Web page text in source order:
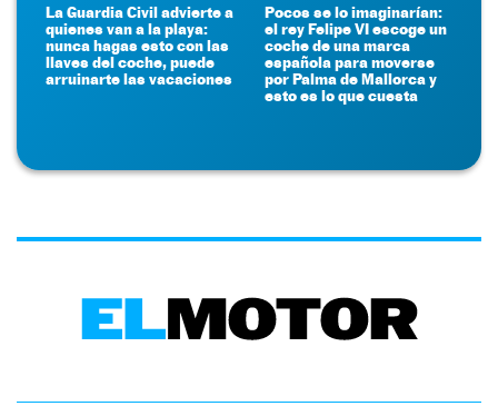
La Guardia Civil advierte a
quienes van a la playa:
nunca hagas esto con las
llaves del coche, puede
arruinarte las vacaciones
Pocos se lo imaginarían:
el rey Felipe VI escoge un
coche de una marca
española para moverse
por Palma de Mallorca y
esto es lo que cuesta